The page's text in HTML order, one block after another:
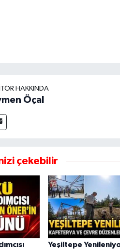
HAKKINDA
Öçal
çekebilir
Yeşiltepe